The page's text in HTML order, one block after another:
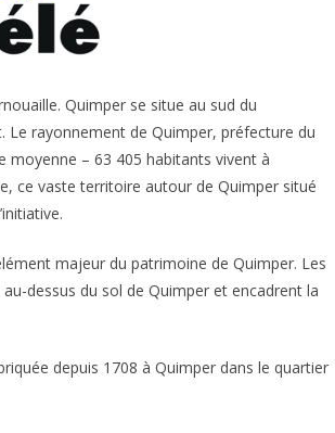
Quimper se situe au sud du
Le rayonnement de Quimper, préfecture du
moyenne – 63 405 habitants vivent à
ce vaste territoire autour de Quimper situé
majeur du patrimoine de Quimper. Les
dessus du sol de Quimper et encadrent la
depuis 1708 à Quimper dans le quartier